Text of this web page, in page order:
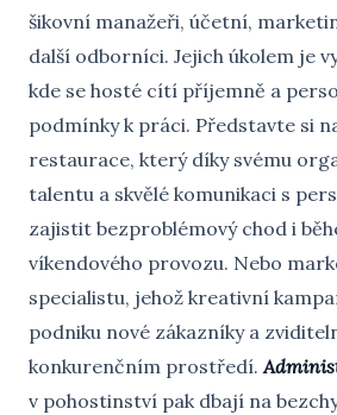
šikovní manažeři, účetní,
další odborníci. Jejich úkolem je
kde se hosté cítí příjemně a
podmínky k práci. Představte si
restaurace, který díky svému
talentu a skvělé komunikaci s
zajistit bezproblémový chod i
víkendového provozu. Nebo
specialistu, jehož kreativní
podniku nové zákazníky a
konkurenčním prostředí.
v pohostinství pak dbají na